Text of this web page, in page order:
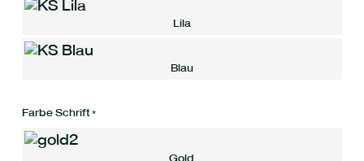
Lila
Blau
Farbe Schrift*
Gold